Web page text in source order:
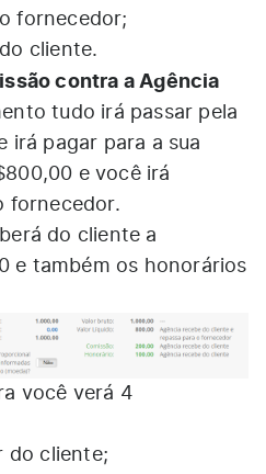
fornecedor;
cliente.
contra a Agência
tudo irá passar pela
irá pagar para a sua
e você irá
fornecedor.
do cliente a
e também os honorários
você verá 4
do cliente;